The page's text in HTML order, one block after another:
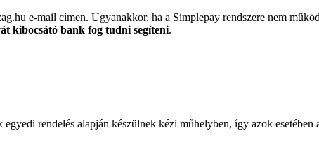
e-mail címen. Ugyanakkor, ha a Simplepay rendszere nem
kibocsátó bank fog tudni segíteni.
rendelés alapján készülnek kézi műhelyben, így azok esetében